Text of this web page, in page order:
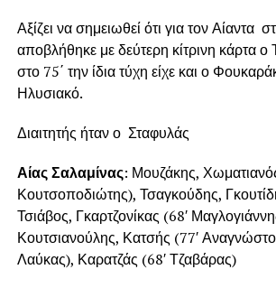
Αξίζει να σημειωθεί ότι για τον Αίαντα
αποβλήθηκε με δεύτερη κίτρινη κάρτα
στο 75΄ την ίδια τύχη είχε και ο
Ηλυσιακό.
Διαιτητής ήταν ο Σταφυλάς
Αίας Σαλαμίνας: Μουζάκης,
Κουτσοποδιώτης), Τσαγκούδης,
Τσιάβος, Γκαρτζονίκας (68′
Κουτσιανούλης, Κατσής (77′
Λαύκας), Καρατζάς (68′ Τζαβάρας)